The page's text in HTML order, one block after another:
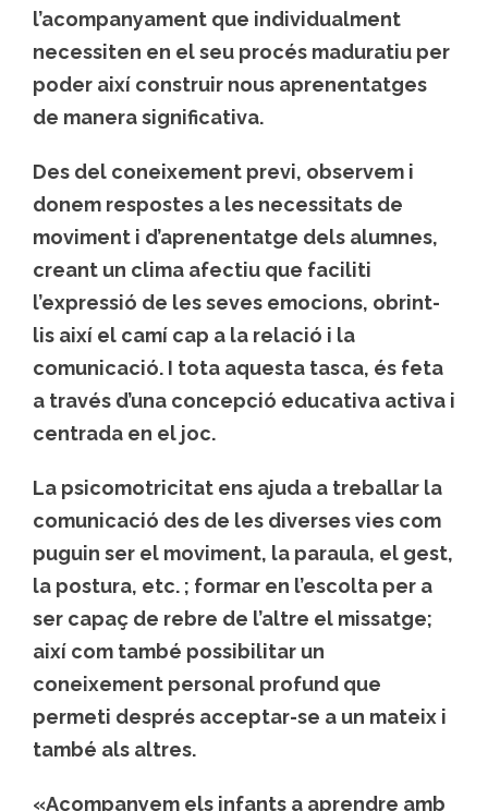
l’acompanyament que individualment
necessiten en el seu procés maduratiu per
poder així construir nous aprenentatges
de manera significativa.
Des del coneixement previ, observem i
donem respostes a les necessitats de
moviment i d’aprenentatge dels alumnes,
creant un clima afectiu que faciliti
l’expressió de les seves emocions, obrint-
lis així el camí cap a la relació i la
comunicació. I tota aquesta tasca, és feta
a través d’una concepció educativa activa i
centrada en el joc.
La psicomotricitat ens ajuda a treballar la
comunicació des de les diverses vies com
puguin ser el moviment, la paraula, el gest,
la postura, etc. ; formar en l’escolta per a
ser capaç de rebre de l’altre el missatge;
així com també possibilitar un
coneixement personal profund que
permeti després acceptar-se a un mateix i
també als altres.
«Acompanyem els infants a aprendre amb